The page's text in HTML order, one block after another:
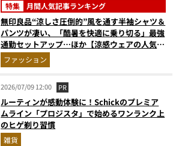
特集 月間人気記事ランキング
無印良品“涼しさ圧倒的”風を通す半袖シャツ＆
パンツが凄い、「酷暑を快適に乗り切る」最強
通勤セットアップ…ほか【涼感ウェアの人気記
事ランキングベスト3】（2026年6月版）
ファッション
2026/07/09 12:00 PR
ルーティンが感動体験に！Schickのプレミア
ムライン「プロジスタ」で始めるワンランク上
のヒゲ剃り習慣
雑貨